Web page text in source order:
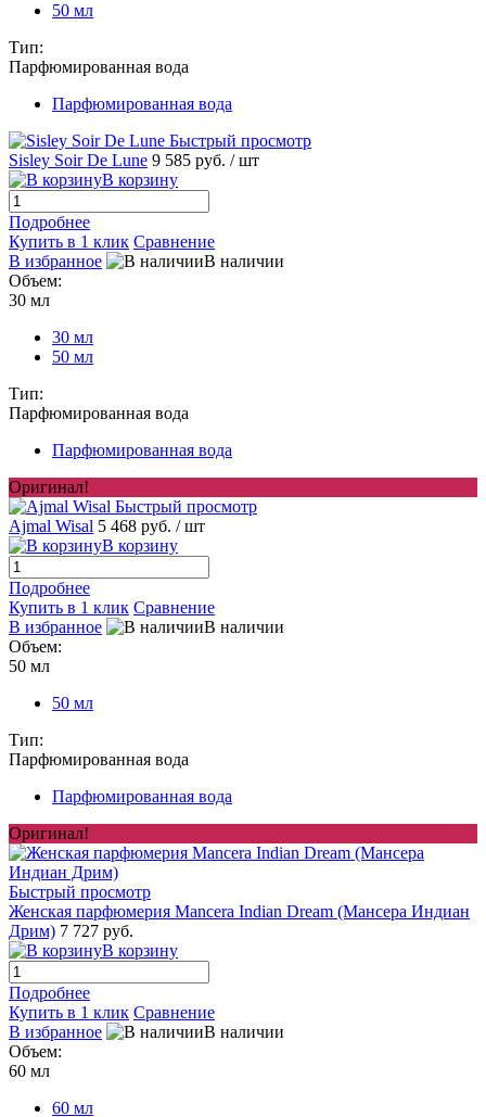
50 мл
Тип:
Парфюмированная вода
Парфюмированная вода
Быстрый просмотр
Sisley Soir De Lune 9 585 руб. / шт
В корзину
Подробнее
Купить в 1 клик Сравнение
В избранное
В наличии
Объем:
30 мл
30 мл
50 мл
Тип:
Парфюмированная вода
Парфюмированная вода
Оригинал!
Быстрый просмотр
Ajmal Wisal 5 468 руб. / шт
В корзину
Подробнее
Купить в 1 клик Сравнение
В избранное
В наличии
Объем:
50 мл
50 мл
Тип:
Парфюмированная вода
Парфюмированная вода
Оригинал!
Быстрый просмотр
Женская парфюмерия Mancera Indian Dream (Мансера Индиан
Дрим) 7 727 руб.
В корзину
Подробнее
Купить в 1 клик Сравнение
В избранное
В наличии
Объем:
60 мл
60 мл